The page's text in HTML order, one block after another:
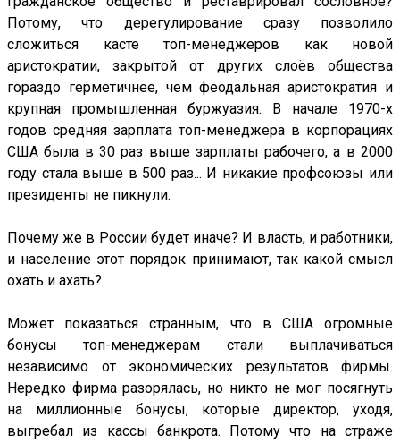
Потому, что дерегулирование сразу позволило
сложиться касте топ-менеджеров как новой
аристократии, закрытой от других слоёв общества
гораздо герметичнее, чем феодальная аристократия и
крупная промышленная буржуазия. В начале 1970-х
годов средняя зарплата топ-менеджера в корпорациях
США была в 30 раз выше зарплаты рабочего, а в 2000
году стала выше в 500 раз... И никакие профсоюзы или
президенты не пикнули.
Почему же в России будет иначе? И власть, и работники,
и население этот порядок принимают, так какой смысл
охать и ахать?
Может показаться странным, что в США огромные
бонусы топ-менеджерам стали выплачиваться
независимо от экономических результатов фирмы.
Нередко фирма разорялась, но никто не мог посягнуть
на миллионные бонусы, которые директор, уходя,
выгребал из кассы банкрота. Потому что на страже